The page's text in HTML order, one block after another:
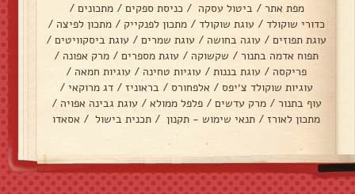
מפת אתר / ביטול עסקה / כניסת ספקים / מתכונים /
כדורי שוקולד / עוגת שוקולד / מתכון לפנקייק / מתכון לפיצה /
עוגת תפוזים / עוגה בחושה / עוגת שמרים / עוגת ביסקוויטים /
תפוח אדמה בתנור / שקשוקה / עוגת מספרים / מרק אפונה /
פריקסה / עוגת בננות / עוגיות טחינה / עוגיות חמאה /
עוגיות שוקולד צ׳יפס / אלפחורס / בראוניז / דג מרוקאי /
עוף בתנור / מרק עדשים / פלפל ממולא / עוגת גבינה אפויה /
מתכון לאורז / תנאי שימוש - תקנון / תכנית בישול / אסאדו